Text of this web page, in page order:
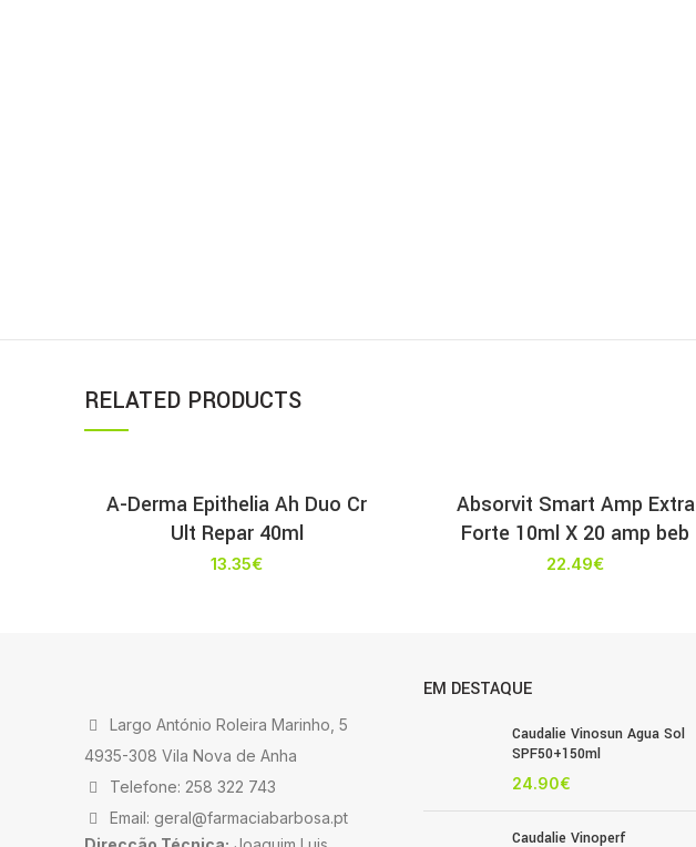
RELATED PRODUCTS
A-Derma Epithelia Ah Duo Cr
Ult Repar 40ml
13.35€
Absorvit Smart Amp Extra
Forte 10ml X 20 amp beb
22.49€
Largo António Roleira Marinho, 5
4935-308 Vila Nova de Anha
Telefone: 258 322 743
Email: geral@farmaciabarbosa.pt
EM DESTAQUE
Caudalie Vinosun Agua Sol
SPF50+150ml
24.90€
Caudalie Vinoperf